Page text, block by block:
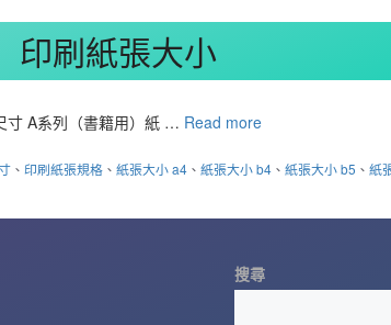
印刷紙張大小
寸 A系列（書籍用）紙 … Read more
、印刷紙張規格 、紙張大小 a4 、紙張大小 b4 、紙張大小 b5 、紙
搜尋